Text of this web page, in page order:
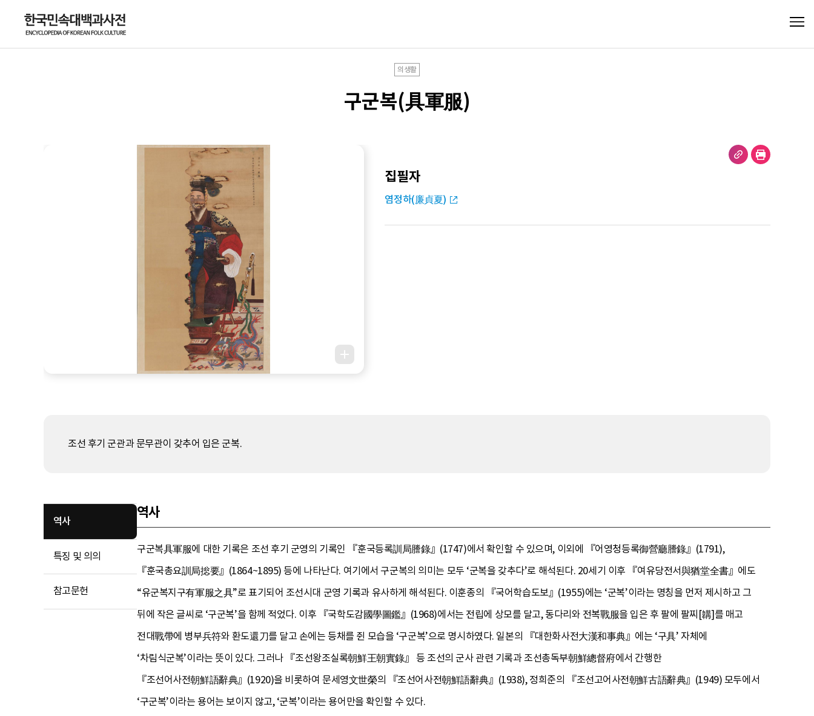
의생활
구군복(具軍服)
집필자
염정하(廉貞夏)
조선 후기 군관과 문무관이 갖추어 입은 군복.
역사
특징 및 의의
참고문헌
역사
구군복具軍服에 대한 기록은 조선 후기 군영의 기록인 『훈국등록訓局謄錄』(1747)에서 확인할 수 있으며, 이외에 『어영청등록御營廳謄錄』(1791),
『훈국총요訓局捴要』(1864~1895) 등에 나타난다. 여기에서 구군복의 의미는 모두 ‘군복을 갖추다’로 해석된다. 20세기 이후 『여유당전서與猶堂全書』에도
“유군복지구有軍服之具”로 표기되어 조선시대 군영 기록과 유사하게 해석된다. 이훈종의 『국어학습도보』(1955)에는 ‘군복’이라는 명칭을 먼저 제시하고 그
뒤에 작은 글씨로 ‘구군복’을 함께 적었다. 이후 『국학도감國學圖鑑』(1968)에서는 전립에 상모를 달고, 동다리와 전복戰服을 입은 후 팔에 팔찌[韝]를 매고
전대戰帶에 병부兵符와 환도還刀를 달고 손에는 등채를 쥔 모습을 ‘구군복’으로 명시하였다. 일본의 『대한화사전大漢和事典』에는 ‘구具’ 자체에
‘차림식군복’이라는 뜻이 있다. 그러나 『조선왕조실록朝鮮王朝實錄』 등 조선의 군사 관련 기록과 조선총독부朝鮮總督府에서 간행한
『조선어사전朝鮮語辭典』(1920)을 비롯하여 문세영文世榮의 『조선어사전朝鮮語辭典』(1938), 정희준의 『조선고어사전朝鮮古語辭典』(1949) 모두에서
‘구군복’이라는 용어는 보이지 않고, ‘군복’이라는 용어만을 확인할 수 있다.